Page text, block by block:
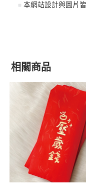
本網站設計與圖片
相關商品